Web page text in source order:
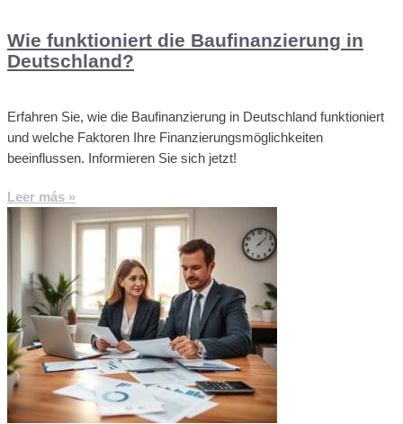
Wie funktioniert die Baufinanzierung in
Deutschland?
Erfahren Sie, wie die Baufinanzierung in Deutschland funktioniert
und welche Faktoren Ihre Finanzierungsmöglichkeiten
beeinflussen. Informieren Sie sich jetzt!
Leer más »